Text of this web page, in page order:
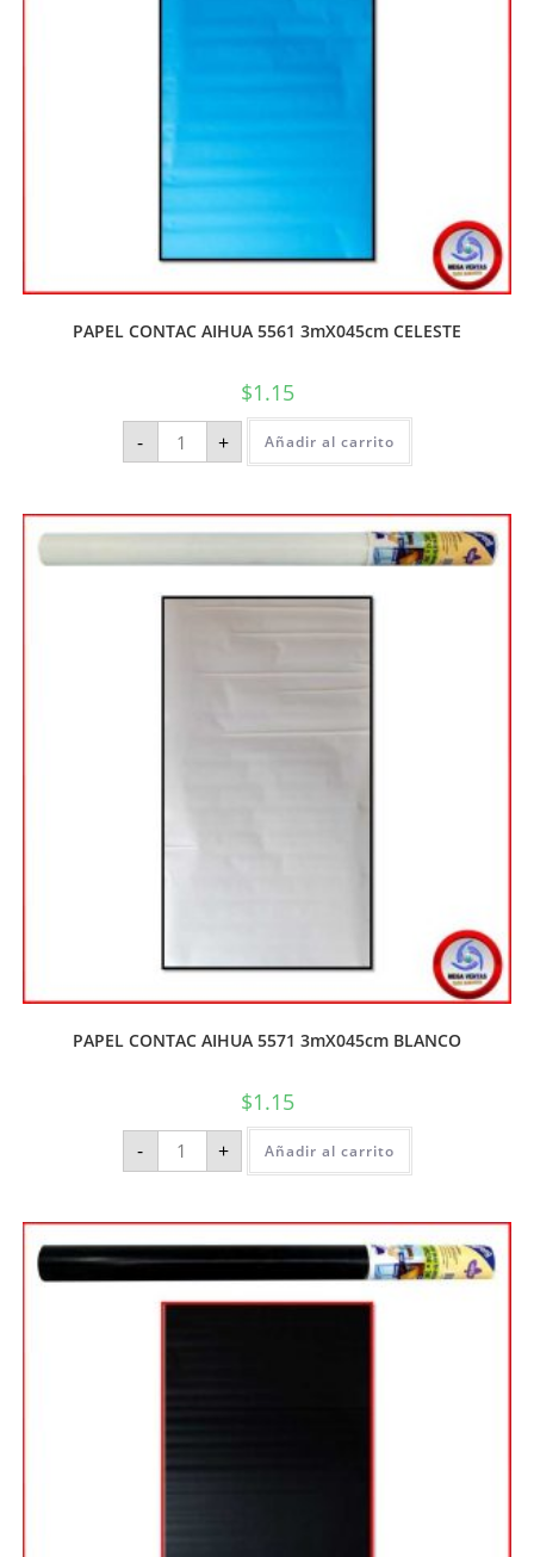
PAPEL CONTAC AIHUA 5561 3mX045cm CELESTE
$1.15
- + Añadir al carrito
PAPEL CONTAC AIHUA 5571 3mX045cm BLANCO
$1.15
- + Añadir al carrito